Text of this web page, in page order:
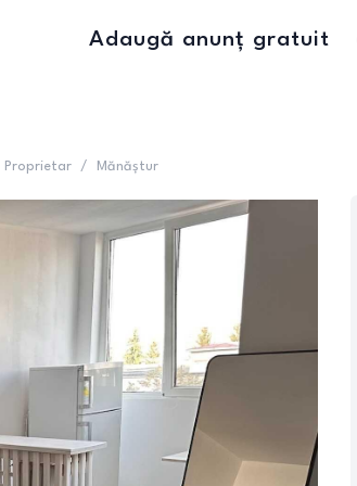
Adaugă anunț gratuit
Proprietar / Mănăștur